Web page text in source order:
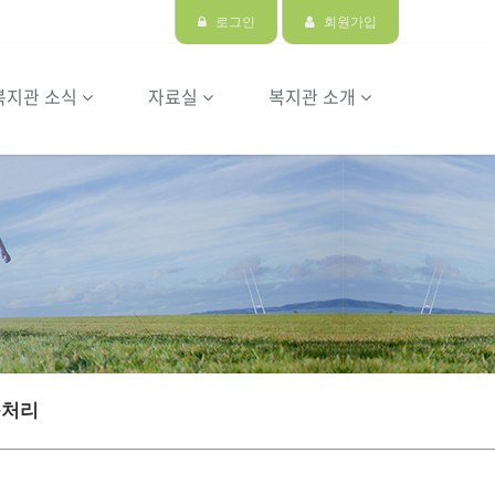
로그인 회원가입
지관 소식 자료실 복지관 소개
리